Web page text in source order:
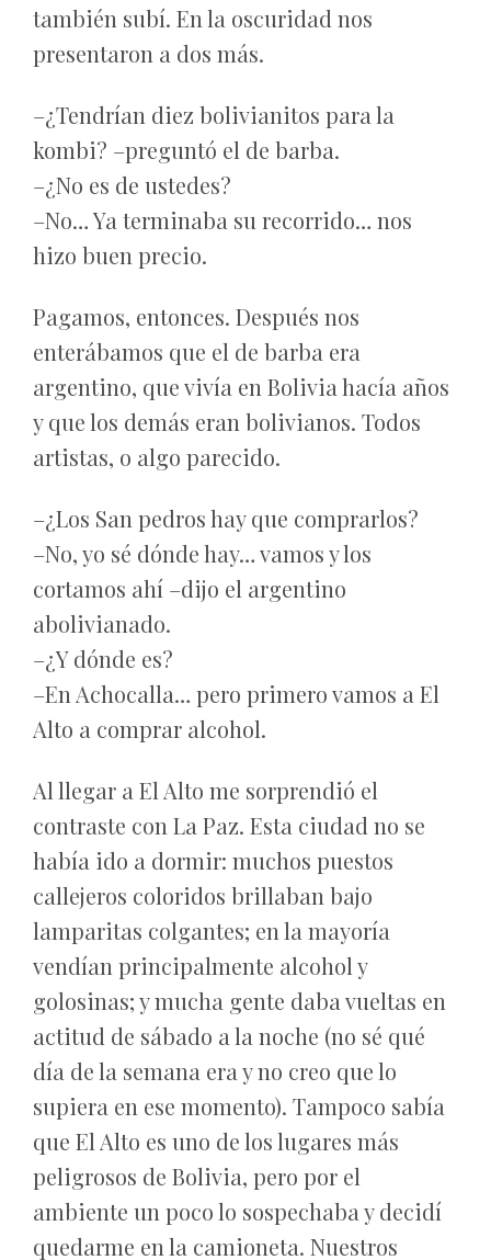
también subí. En la oscuridad nos
presentaron a dos más.
–¿Tendrían diez bolivianitos para la
kombi? –preguntó el de barba.
–¿No es de ustedes?
–No… Ya terminaba su recorrido… nos
hizo buen precio.
Pagamos, entonces. Después nos
enterábamos que el de barba era
argentino, que vivía en Bolivia hacía años
y que los demás eran bolivianos. Todos
artistas, o algo parecido.
–¿Los San pedros hay que comprarlos?
–No, yo sé dónde hay… vamos y los
cortamos ahí –dijo el argentino
abolivianado.
–¿Y dónde es?
–En Achocalla… pero primero vamos a El
Alto a comprar alcohol.
Al llegar a El Alto me sorprendió el
contraste con La Paz. Esta ciudad no se
había ido a dormir: muchos puestos
callejeros coloridos brillaban bajo
lamparitas colgantes; en la mayoría
vendían principalmente alcohol y
golosinas; y mucha gente daba vueltas en
actitud de sábado a la noche (no sé qué
día de la semana era y no creo que lo
supiera en ese momento). Tampoco sabía
que El Alto es uno de los lugares más
peligrosos de Bolivia, pero por el
ambiente un poco lo sospechaba y decidí
quedarme en la camioneta. Nuestros